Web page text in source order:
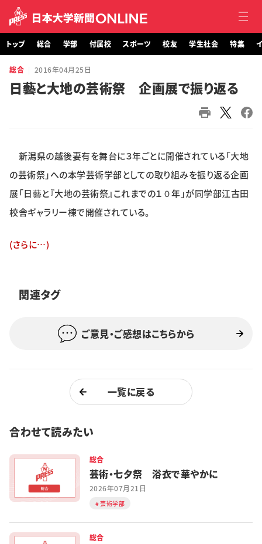
トップ
付属校
スポーツ
校友
学生社会
学生記者募集 お問い合わせ
トップ 総合 学部 付属校 スポーツ 校友 学生社会 特集
総合 2016年04月25日
日藝と大地の芸術祭 企画展で振り返る
新潟県の越後妻有を舞台に３年ごとに開催されている「大地
の芸術祭」への本学芸術学部としての取り組みを振り返る企画
展「日藝と『大地の芸術祭』これまでの１０年」が同学部江古田
校舎ギャラリー棟で開催されている。
(さらに…)
関連タグ
ご意見・ご感想はこちらから
一覧に戻る
合わせて読みたい
総合
芸術・七夕祭 浴衣で華やかに
2026年07月21日
芸術学部
総合